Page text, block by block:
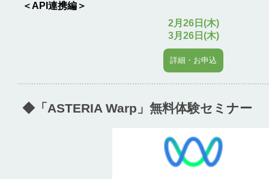
＜API連携編＞
2月26日(木)
3月26日(木)
詳細・お申込
◆「ASTERIA Warp」無料体験セミナー